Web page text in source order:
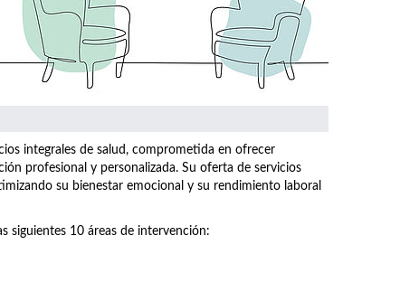
integrales de salud, comprometida en ofrecer
profesional y personalizada. Su oferta de servicios
su bienestar emocional y su rendimiento laboral
siguientes 10 áreas de intervención: